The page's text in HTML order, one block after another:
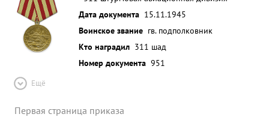
Дата документа 15.11.1945
Воинское звание гв. подполковник
Кто наградил 311 шад
Номер документа 951
Ещё
Первая страница приказа